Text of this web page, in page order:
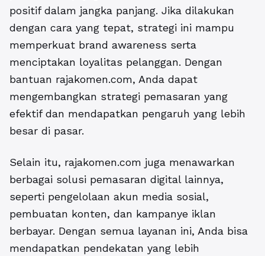
positif dalam jangka panjang. Jika dilakukan
dengan cara yang tepat, strategi ini mampu
memperkuat brand awareness serta
menciptakan loyalitas pelanggan. Dengan
bantuan rajakomen.com, Anda dapat
mengembangkan strategi pemasaran yang
efektif dan mendapatkan pengaruh yang lebih
besar di pasar.
Selain itu, rajakomen.com juga menawarkan
berbagai solusi pemasaran digital lainnya,
seperti pengelolaan akun media sosial,
pembuatan konten, dan kampanye iklan
berbayar. Dengan semua layanan ini, Anda bisa
mendapatkan pendekatan yang lebih